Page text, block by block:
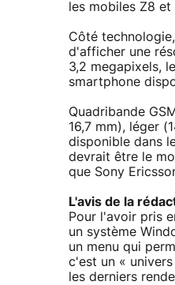
les mobiles Z8
Côté
d'afficher une
3,2 megapixels,
smartphone
Quadribande
16,7 mm), léger
disponible dans
devrait être le
que Sony
L'avis de la
Pour l'avoir pris
un système
un menu qui
c'est un «
les derniers